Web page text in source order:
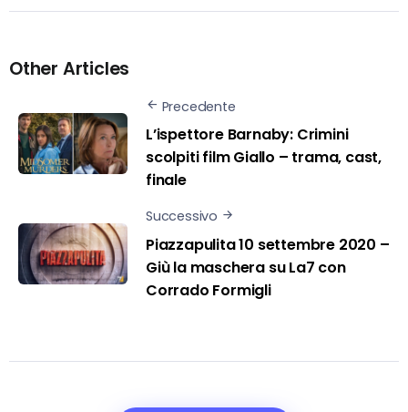
Other Articles
Precedente
L’ispettore Barnaby: Crimini
scolpiti film Giallo – trama, cast,
finale
Successivo
Piazzapulita 10 settembre 2020 –
Giù la maschera su La7 con
Corrado Formigli